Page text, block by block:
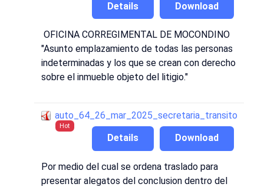
Download
Details
OFICINA CORREGIMENTAL DE MOCONDINO
"Asunto emplazamiento de todas las personas
indeterminadas y los que se crean con derecho
sobre el inmueble objeto del litigio."
auto_64_26_mar_2025_secretaria_transito
Hot
Download
Details
Por medio del cual se ordena traslado para
presentar alegatos del conclusion dentro del